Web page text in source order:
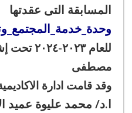
المسابقة التى عقدتها
للعام
مصطفى
وقد قامت ادارة
ا.د/ محمد عليوة عميد